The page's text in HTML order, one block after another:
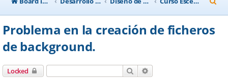
e
Problema en la creación de ficheros
de background.
Locked Search